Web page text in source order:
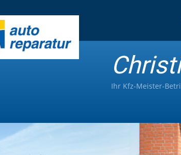
Ihr Kfz-Meister-